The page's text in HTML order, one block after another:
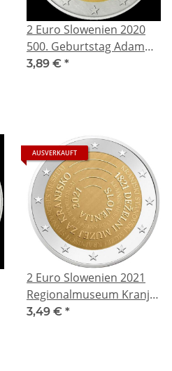
2 Euro Slowenien 2020
500. Geburtstag Adam
Bohoric
3,89 € *
AUSVERKAUFT
2 Euro Slowenien 2021
Regionalmuseum Kranj -
200. Jahrestag
3,49 € *